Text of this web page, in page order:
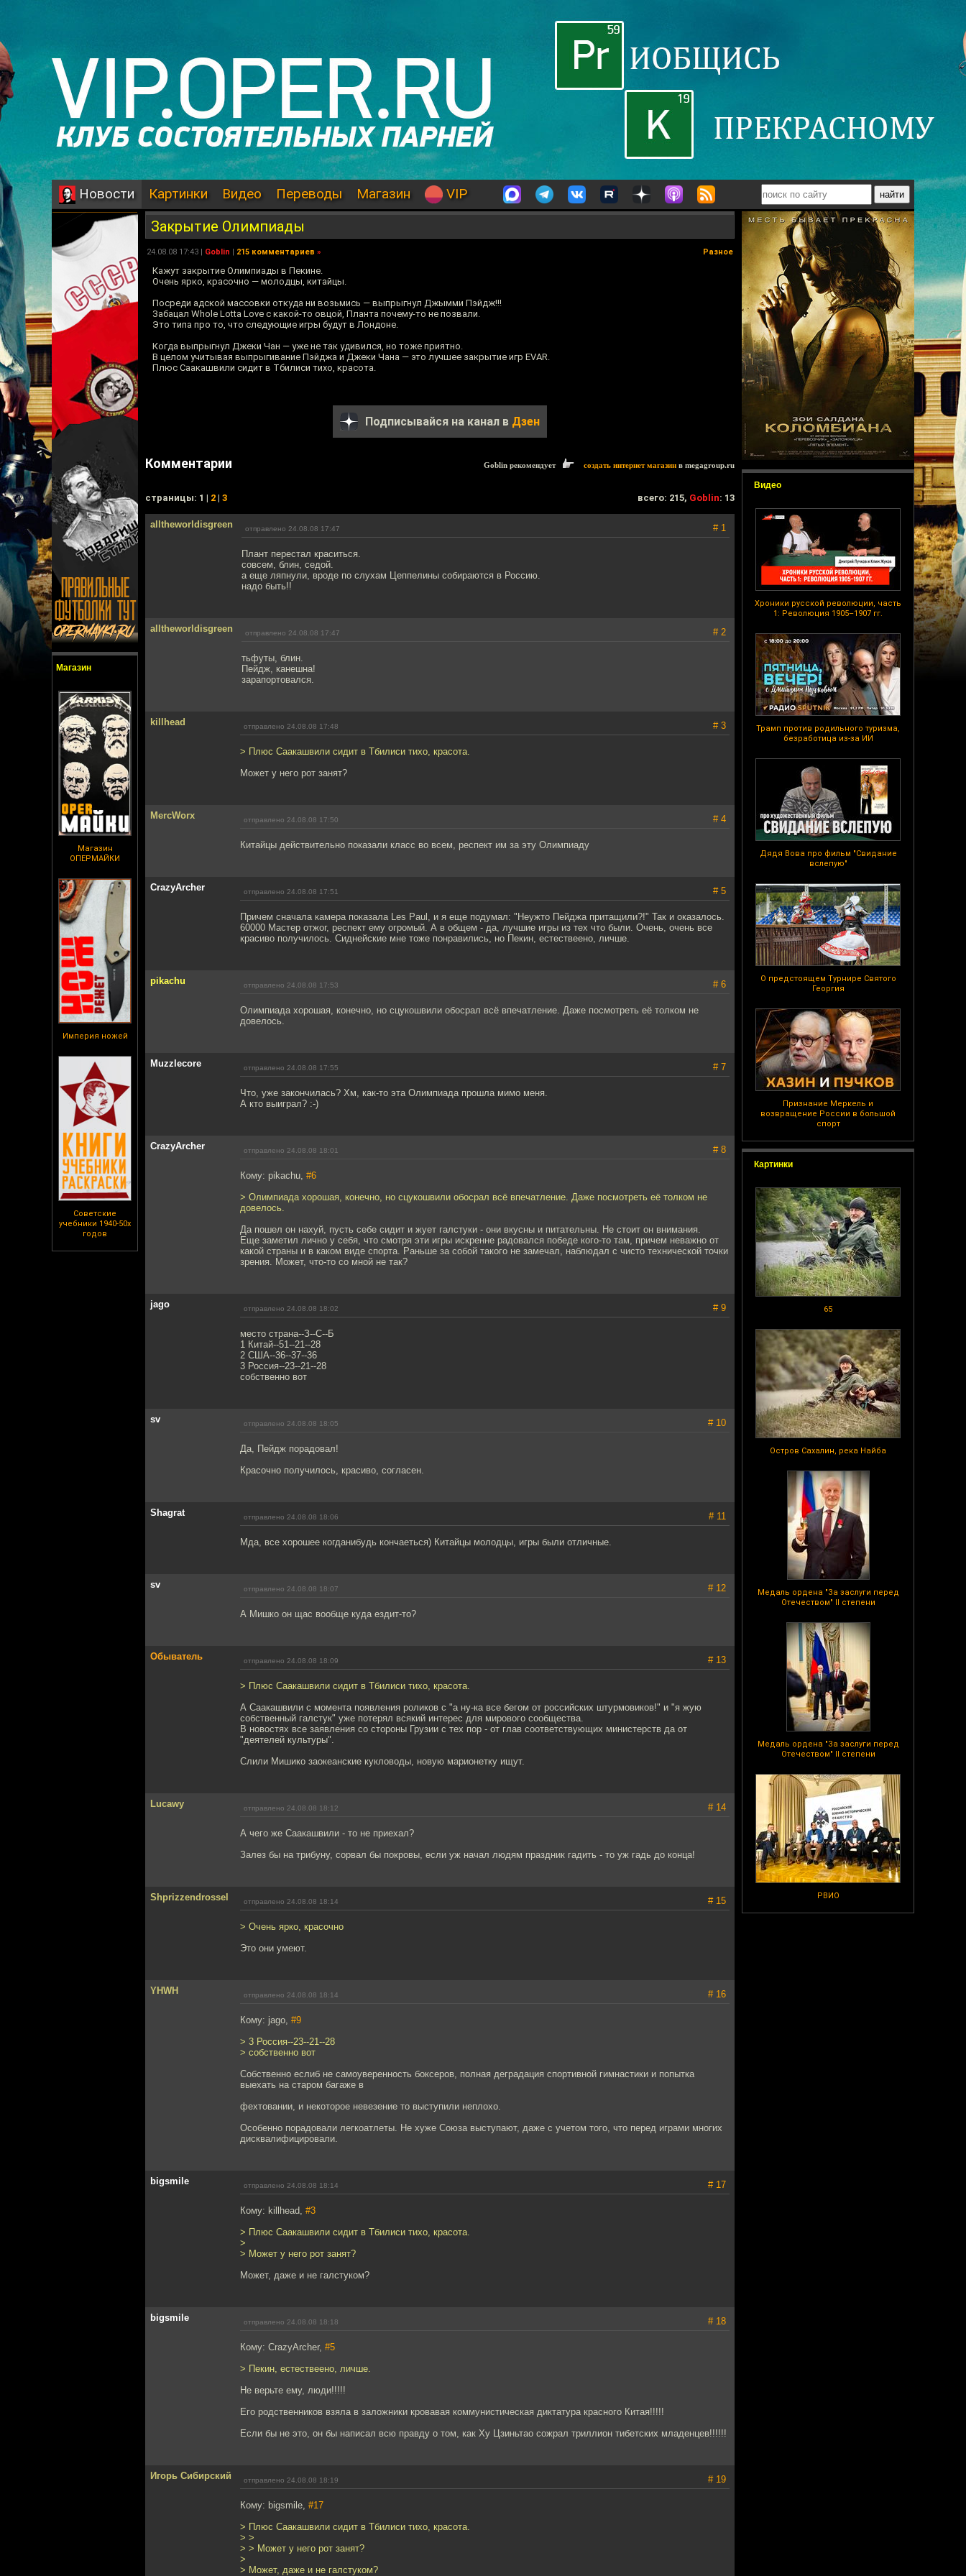
Новости Картинки Видео Переводы Магазин VIP
Магазин
Магазин
ОПЕРМАЙКИ
Империя ножей
Советские
учебники 1940-50х
годов
Видео
Хроники русской революции, часть
1: Революция 1905–1907 гг.
Трамп против родильного туризма,
безработица из-за ИИ
Дядя Вова про фильм "Свидание
вслепую"
О предстоящем Турнире Святого
Георгия
Признание Меркель и
возвращение России в большой
спорт
Картинки
65
Остров Сахалин, река Найба
Медаль ордена "За заслуги перед
Отечеством" II степени
Медаль ордена "За заслуги перед
Отечеством" II степени
РВИО
Закрытие Олимпиады
24.08.08 17:43 | Goblin | 215 комментариев » Разное
Кажут закрытие Олимпиады в Пекине.
Очень ярко, красочно — молодцы, китайцы.
Посреди адской массовки откуда ни возьмись — выпрыгнул Джымми Пэйдж!!!
Забацал Whole Lotta Love с какой-то овцой, Планта почему-то не позвали.
Это типа про то, что следующие игры будут в Лондоне.
Когда выпрыгнул Джеки Чан — уже не так удивился, но тоже приятно.
В целом учитывая выпрыгивание Пэйджа и Джеки Чана — это лучшее закрытие игр EVAR.
Плюс Саакашвили сидит в Тбилиси тихо, красота.
Подписывайся на канал в Дзен
Комментарии Goblin рекомендует создать интернет магазин в megagroup.ru
cтраницы: 1 | 2 | 3 всего: 215, Goblin: 13
alltheworldisgreen отправлено 24.08.08 17:47 # 1
Плант перестал краситься.
совсем, блин, седой.
а еще ляпнули, вроде по слухам Цеппелины собираются в Россию.
надо быть!!
alltheworldisgreen отправлено 24.08.08 17:47 # 2
тьфуты, блин.
Пейдж, канешна!
зарапортовался.
killhead отправлено 24.08.08 17:48 # 3
> Плюс Саакашвили сидит в Тбилиси тихо, красота.
Может у него рот занят?
MercWorx отправлено 24.08.08 17:50 # 4
Китайцы действительно показали класс во всем, респект им за эту Олимпиаду
CrazyArcher отправлено 24.08.08 17:51 # 5
Причем сначала камера показала Les Paul, и я еще подумал: "Неужто Пейджа притащили?!" Так и оказалось.
60000 Мастер отжог, респект ему огромый. А в общем - да, лучшие игры из тех что были. Очень, очень все
красиво получилось. Сиднейские мне тоже понравились, но Пекин, естествеено, личше.
pikachu отправлено 24.08.08 17:53 # 6
Олимпиада хорошая, конечно, но сцукошвили обосрал всё впечатление. Даже посмотреть её толком не
довелось.
Muzzlecore отправлено 24.08.08 17:55 # 7
Что, уже закончилась? Хм, как-то эта Олимпиада прошла мимо меня.
А кто выиграл? :-)
CrazyArcher отправлено 24.08.08 18:01 # 8
Кому: pikachu, #6
> Олимпиада хорошая, конечно, но сцукошвили обосрал всё впечатление. Даже посмотреть её толком не
довелось.
Да пошел он нахуй, пусть себе сидит и жует галстуки - они вкусны и питательны. Не стоит он внимания.
Еще заметил лично у себя, что смотря эти игры искренне радовался победе кого-то там, причем неважно от
какой страны и в каком виде спорта. Раньше за собой такого не замечал, наблюдал с чисто технической точки
зрения. Может, что-то со мной не так?
jago отправлено 24.08.08 18:02 # 9
место страна--З--С--Б
1 Китай--51--21--28
2 США--36--37--36
3 Россия--23--21--28
собственно вот
sv отправлено 24.08.08 18:05 # 10
Да, Пейдж порадовал!
Красочно получилось, красиво, согласен.
Shagrat отправлено 24.08.08 18:06 # 11
Мда, все хорошее когданибудь кончаеться) Китайцы молодцы, игры были отличные.
sv отправлено 24.08.08 18:07 # 12
А Мишко он щас вообще куда ездит-то?
Обыватель отправлено 24.08.08 18:09 # 13
> Плюс Саакашвили сидит в Тбилиси тихо, красота.
А Саакашвили с момента появления роликов с "а ну-ка все бегом от российских штурмовиков!" и "я жую
собственный галстук" уже потерял всякий интерес для мирового сообщества.
В новостях все заявления со стороны Грузии с тех пор - от глав соответствующих министерств да от
"деятелей культуры".
Слили Мишико заокеанские кукловоды, новую марионетку ищут.
Lucawy отправлено 24.08.08 18:12 # 14
А чего же Саакашвили - то не приехал?
Залез бы на трибуну, сорвал бы покровы, если уж начал людям праздник гадить - то уж гадь до конца!
Shprizzendrossel отправлено 24.08.08 18:14 # 15
> Очень ярко, красочно
Это они умеют.
YHWH отправлено 24.08.08 18:14 # 16
Кому: jago, #9
> 3 Россия--23--21--28
> собственно вот
Собственно еслиб не самоуверенность боксеров, полная деградация спортивной гимнастики и попытка
выехать на старом багаже в
фехтовании, и некоторое невезение то выступили неплохо.
Особенно порадовали легкоатлеты. Не хуже Союза выступают, даже с учетом того, что перед играми многих
дисквалифицировали.
bigsmile отправлено 24.08.08 18:14 # 17
Кому: killhead, #3
> Плюс Саакашвили сидит в Тбилиси тихо, красота.
>
> Может у него рот занят?
Может, даже и не галстуком?
bigsmile отправлено 24.08.08 18:18 # 18
Кому: CrazyArcher, #5
> Пекин, естествеено, личше.
Не верьте ему, люди!!!!!
Его родственников взяла в заложники кровавая коммунистическая диктатура красного Китая!!!!!
Если бы не это, он бы написал всю правду о том, как Ху Цзиньтао сожрал триллион тибетских младенцев!!!!!!
Игорь Сибирский отправлено 24.08.08 18:19 # 19
Кому: bigsmile, #17
> Плюс Саакашвили сидит в Тбилиси тихо, красота.
> >
> > Может у него рот занят?
>
> Может, даже и не галстуком?